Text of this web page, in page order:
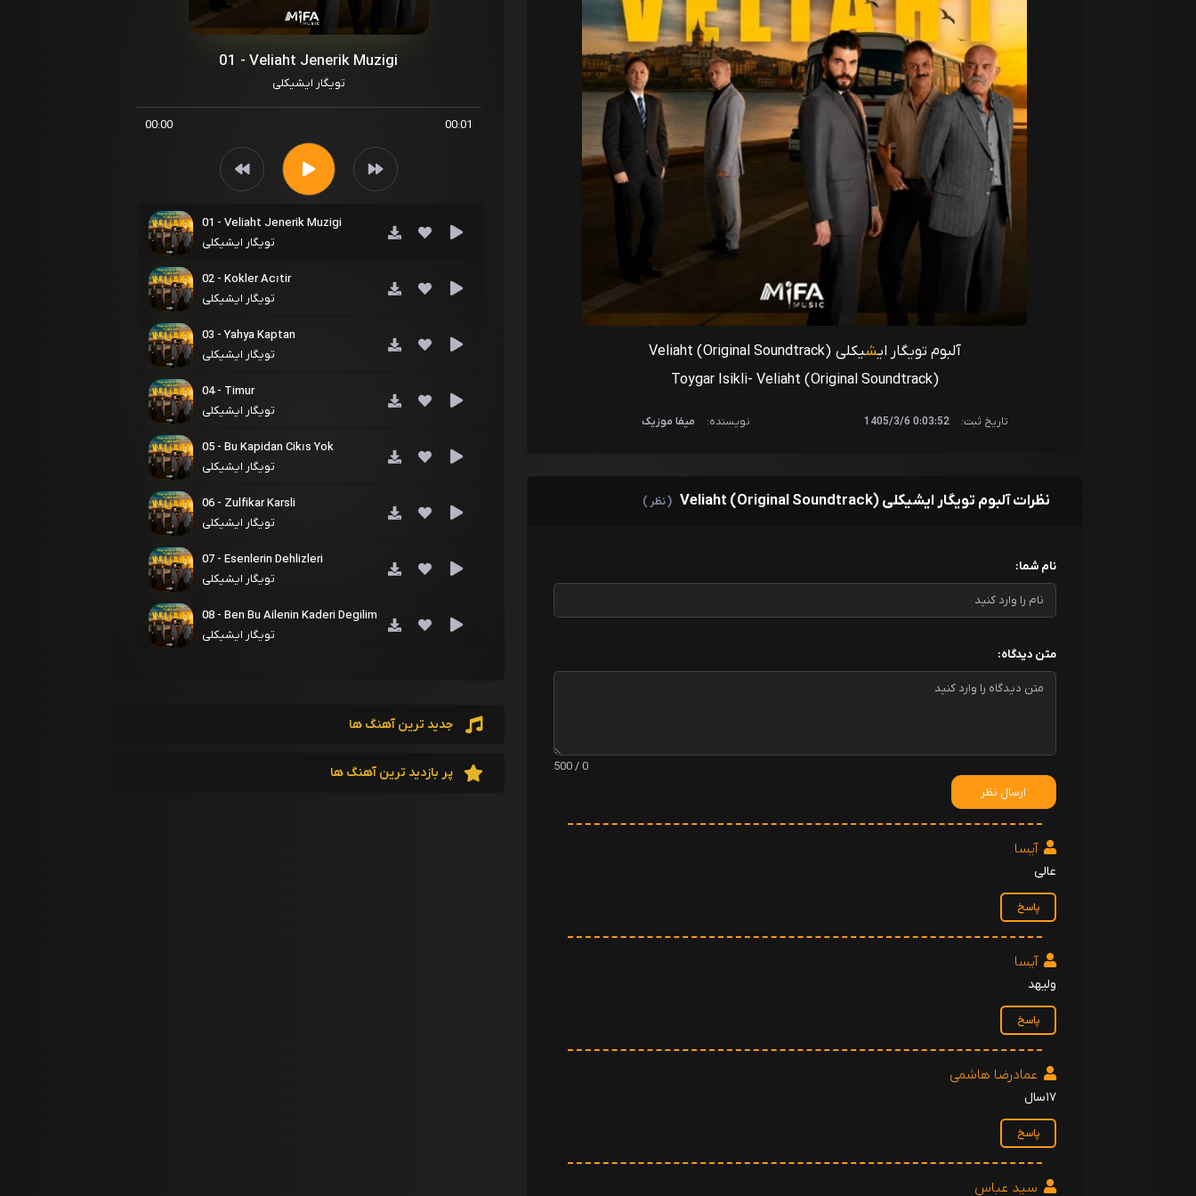
آلبوم تویگار ایشیکلی Veliaht (Original Soundtrack)
Toygar Isikli- Veliaht (Original Soundtrack)
تاریخ ثبت: 0:03:52 1405/3/6 نویسنده: میفا موزیک
نظرات آلبوم تویگار ایشیکلی Veliaht (Original Soundtrack) ( نظر )
نام شما:
متن دیدگاه:
0 / 500
ارسال نظر
آیسا
عالی
پاسخ
آیسا
ولیهد
پاسخ
عمادرضا هاشمی
۱۷سال
پاسخ
سید عباس
01 - Veliaht Jenerik Muzigi
تویگار ایشیکلی
00:00 00:01
01 - Veliaht Jenerik Muzigi
تویگار ایشیکلی
02 - Kokler Acıtir
تویگار ایشیکلی
03 - Yahya Kaptan
تویگار ایشیکلی
04 - Timur
تویگار ایشیکلی
05 - Bu Kapidan Cikıs Yok
تویگار ایشیکلی
06 - Zulfikar Karsli
تویگار ایشیکلی
07 - Esenlerin Dehlizleri
تویگار ایشیکلی
08 - Ben Bu Ailenin Kaderi Degilim
تویگار ایشیکلی
جدید ترین آهنگ ها
پر بازدید ترین آهنگ ها